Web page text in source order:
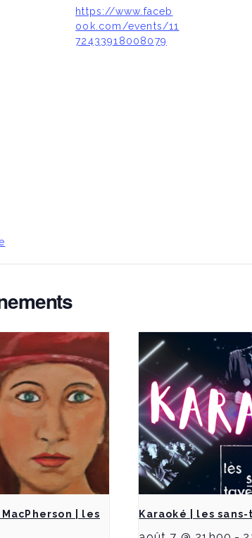
https://www.faceb
ook.com/events/11
72433918008079
| les
Karaoké | les